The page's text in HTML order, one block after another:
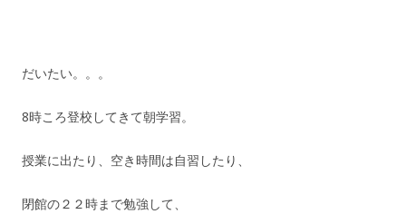
だいたい。。。
8時ころ登校してきて朝学習。
授業に出たり、空き時間は自習したり、
閉館の２２時まで勉強して、